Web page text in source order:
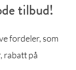
tilbud!
fordeler, som
rabatt på